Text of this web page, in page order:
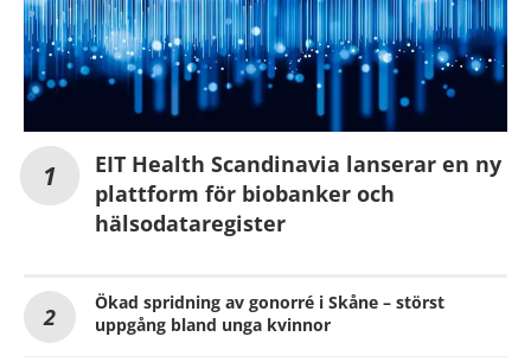
EIT Health Scandinavia lanserar en ny
plattform för biobanker och
hälsodataregister
Ökad spridning av gonorré i Skåne – störst
uppgång bland unga kvinnor